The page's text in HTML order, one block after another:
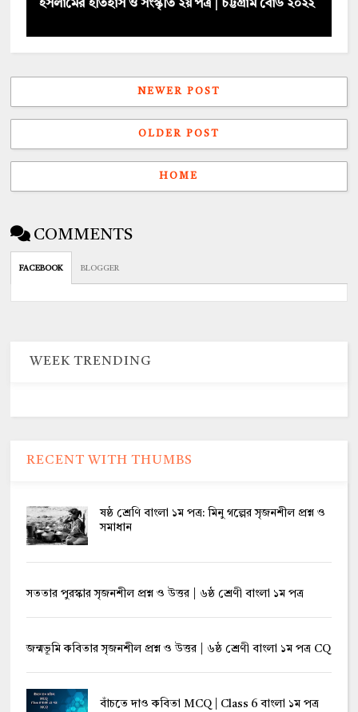
ইসলামের ইতিহাস ও সংস্কৃতি ২য় পত্র | চট্টগ্রাম বোর্ড ২০২২
NEWER POST
OLDER POST
HOME
COMMENTS
FACEBOOK BLOGGER
WEEK TRENDING
RECENT WITH THUMBS
ষষ্ঠ শ্রেণি বাংলা ১ম পত্র: মিনু গল্পের সৃজনশীল প্রশ্ন ও
সমাধান
সততার পুরস্কার সৃজনশীল প্রশ্ন ও উত্তর | ৬ষ্ঠ শ্রেণী বাংলা ১ম পত্র
জন্মভূমি কবিতার সৃজনশীল প্রশ্ন ও উত্তর | ৬ষ্ঠ শ্রেণী বাংলা ১ম পত্র CQ
বাঁচতে দাও কবিতা MCQ | Class 6 বাংলা ১ম পত্র